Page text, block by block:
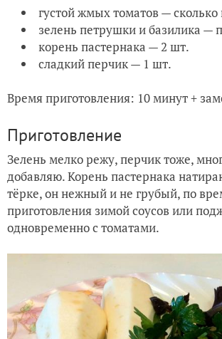
густой жмых томатов — сколько
зелень петрушки и базилика —
корень пастернака — 2 шт.
сладкий перчик — 1 шт.
Время приготовления: 10 минут +
Приготовление
Зелень мелко режу, перчик тоже,
добавляю. Корень пастернака
тёрке, он нежный и не грубый, по
приготовления зимой соусов или
одновременно с томатами.